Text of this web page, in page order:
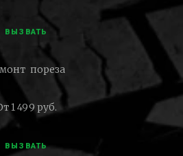
ВЫЗВАТЬ
пореза
1 499 руб.
ВЫЗВАТЬ